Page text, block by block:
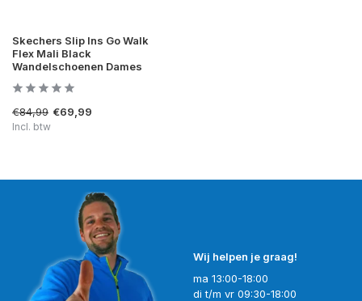
Skechers Slip Ins Go Walk
Flex Mali Black
Wandelschoenen Dames
€84,99 €69,99
Incl. btw
Wij helpen je graag!
ma 13:00-18:00
di t/m vr 09:30-18:00